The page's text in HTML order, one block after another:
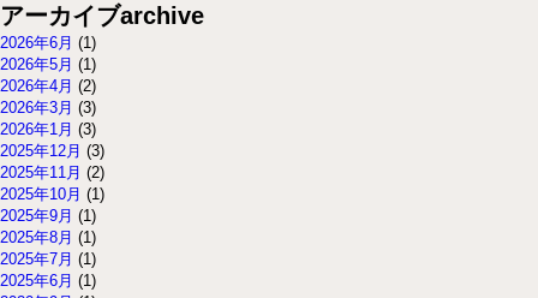
アーカイブarchive
2026年6月 (1)
2026年5月 (1)
2026年4月 (2)
2026年3月 (3)
2026年1月 (3)
2025年12月 (3)
2025年11月 (2)
2025年10月 (1)
2025年9月 (1)
2025年8月 (1)
2025年7月 (1)
2025年6月 (1)